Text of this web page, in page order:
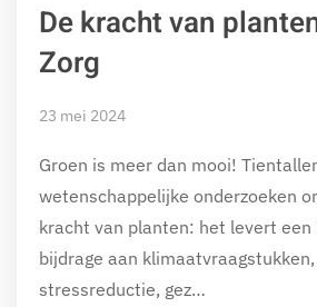
De kracht van
Zorg
23 mei 2024
Groen is meer dan mooi!
wetenschappelijke onderzoeken
kracht van planten: het levert een
bijdrage aan
stressreductie, gez…